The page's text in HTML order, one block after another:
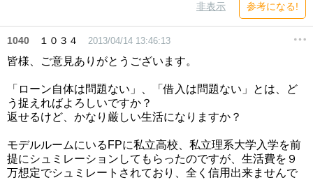
非表示 参考になる!
1040 １０３４ 2013/04/14 13:46:13
皆様、ご意見ありがとうございます。
「ローン自体は問題ない」、「借入は問題ない」とは、ど
う捉えればよろしいですか？
返せるけど、かなり厳しい生活になりますか？
モデルルームにいるFPに私立高校、私立理系大学入学を前
提にシュミレーションしてもらったのですが、生活費を９
万想定でシュミレートされており、全く信用出来ませんで